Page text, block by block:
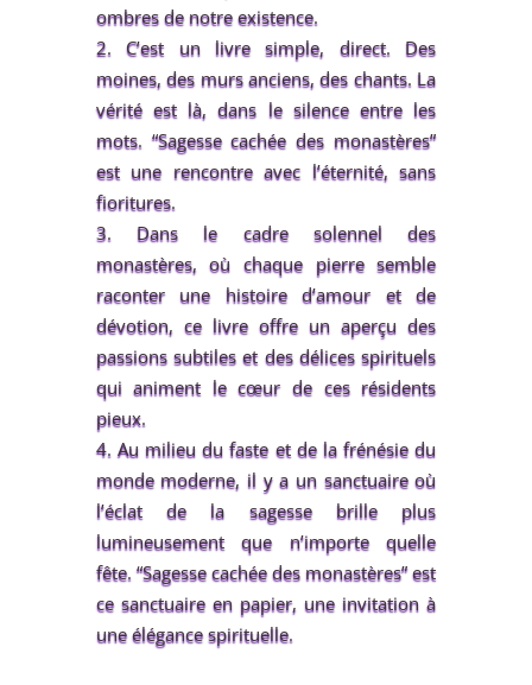
ombres de notre existence.
C’est un livre simple, direct. Des
moines, des murs anciens, des chants. La
vérité est là, dans le silence entre les
mots. “Sagesse cachée des monastères”
est une rencontre avec l’éternité, sans
fioritures.
Dans le cadre solennel des
monastères, où chaque pierre semble
raconter une histoire d’amour et de
dévotion, ce livre offre un aperçu des
passions subtiles et des délices spirituels
qui animent le cœur de ces résidents
pieux.
Au milieu du faste et de la frénésie du
monde moderne, il y a un sanctuaire où
l’éclat de la sagesse brille plus
lumineusement que n’importe quelle
fête. “Sagesse cachée des monastères” est
ce sanctuaire en papier, une invitation à
une élégance spirituelle.